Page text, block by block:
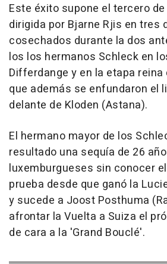
Este éxito supone el tercero
dirigida por Bjarne Rjis en tres
cosechados durante la dos
los los hermanos Schleck en
Differdange y en la etapa reina
que además se enfundaron el
delante de Kloden (Astana).
El hermano mayor de los
resultado una sequía de 26
luxemburgueses sin conocer
prueba desde que ganó la
y sucede a Joost Posthuma
afrontar la Vuelta a Suiza el
de cara a la 'Grand Bouclé'.